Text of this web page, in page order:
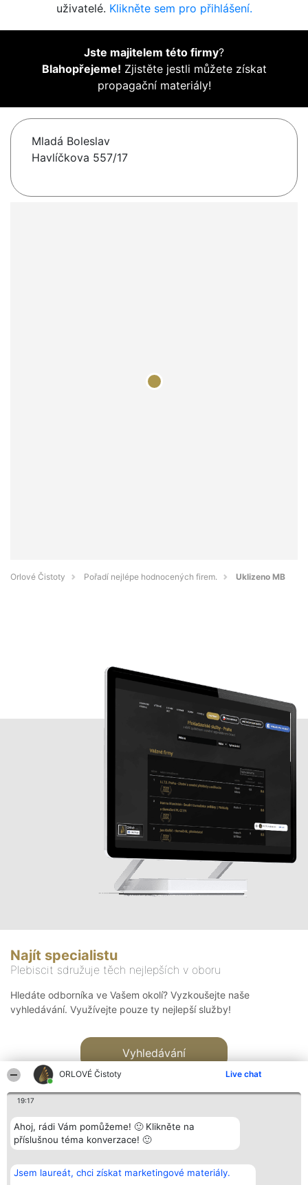
ORLOVÉ Čistoty Live chat
19:17
Ahoj, rádi Vám pomůžeme! 🙂 Klikněte na
příslušnou téma konverzace! 🙂
Jsem laureát, chci získat marketingové materiály.
uživatelé. Klikněte sem pro přihlášení.
Jste majitelem této firmy?
Blahopřejeme! Zjistěte jestli můžete získat
propagační materiály!
Mladá Boleslav
Havlíčkova 557/17
Orlové Čistoty Pořadí nejlépe hodnocených firem. Uklizeno MB
Najít specialistu
Plebiscit sdružuje těch nejlepších v oboru
Hledáte odborníka ve Vašem okolí? Vyzkoušejte naše
vyhledávání. Využívejte pouze ty nejlepší služby!
Vyhledávání
Bright Side Solutions sp. z o.
o. sp. k.
Vítězové
Seznam všech
Kontakt